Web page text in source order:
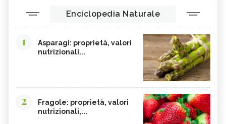
Enciclopedia Naturale
1
Asparagi: proprietà, valori
nutrizionali...
2
Fragole: proprietà, valori
nutrizionali,...